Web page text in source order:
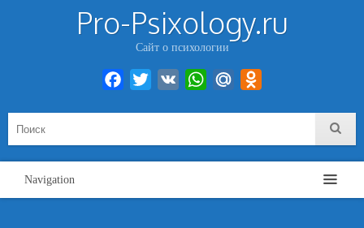
Pro-Psixology.ru
Сайт о психологии
Facebook
Twitter VK WhatsAppMail.Ru
Navigation